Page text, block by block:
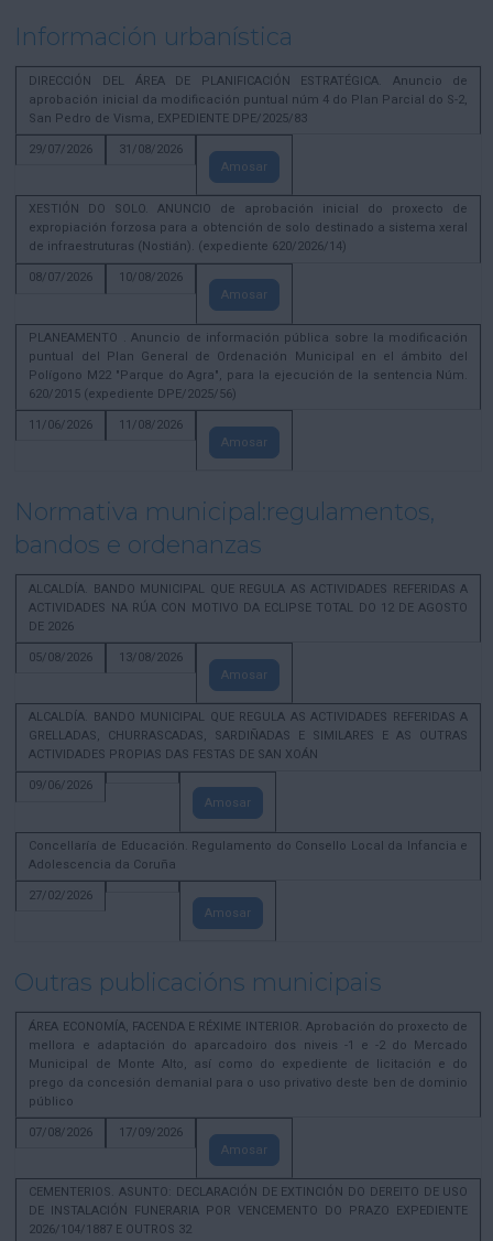
Información urbanística
DIRECCIÓN DEL ÁREA DE PLANIFICACIÓN ESTRATÉGICA. Anuncio de
aprobación inicial da modificación puntual núm 4 do Plan Parcial do S-2,
San Pedro de Visma, EXPEDIENTE DPE/2025/83
29/07/2026
31/08/2026
Amosar
XESTIÓN DO SOLO. ANUNCIO de aprobación inicial do proxecto de
expropiación forzosa para a obtención de solo destinado a sistema xeral
de infraestruturas (Nostián). (expediente 620/2026/14)
08/07/2026
10/08/2026
Amosar
PLANEAMENTO . Anuncio de información pública sobre la modificación
puntual del Plan General de Ordenación Municipal en el ámbito del
Polígono M22 "Parque do Agra", para la ejecución de la sentencia Núm.
620/2015 (expediente DPE/2025/56)
11/06/2026
11/08/2026
Amosar
Normativa municipal:regulamentos,
bandos e ordenanzas
ALCALDÍA. BANDO MUNICIPAL QUE REGULA AS ACTIVIDADES REFERIDAS A
ACTIVIDADES NA RÚA CON MOTIVO DA ECLIPSE TOTAL DO 12 DE AGOSTO
DE 2026
05/08/2026
13/08/2026
Amosar
ALCALDÍA. BANDO MUNICIPAL QUE REGULA AS ACTIVIDADES REFERIDAS A
GRELLADAS, CHURRASCADAS, SARDIÑADAS E SIMILARES E AS OUTRAS
ACTIVIDADES PROPIAS DAS FESTAS DE SAN XOÁN
09/06/2026
Amosar
Concellaría de Educación. Regulamento do Consello Local da Infancia e
Adolescencia da Coruña
27/02/2026
Amosar
Outras publicacións municipais
ÁREA ECONOMÍA, FACENDA E RÉXIME INTERIOR. Aprobación do proxecto de
mellora e adaptación do aparcadoiro dos niveis -1 e -2 do Mercado
Municipal de Monte Alto, así como do expediente de licitación e do
prego da concesión demanial para o uso privativo deste ben de dominio
público
07/08/2026
17/09/2026
Amosar
CEMENTERIOS. ASUNTO: DECLARACIÓN DE EXTINCIÓN DO DEREITO DE USO
DE INSTALACIÓN FUNERARIA POR VENCEMENTO DO PRAZO EXPEDIENTE
2026/104/1887 E OUTROS 32